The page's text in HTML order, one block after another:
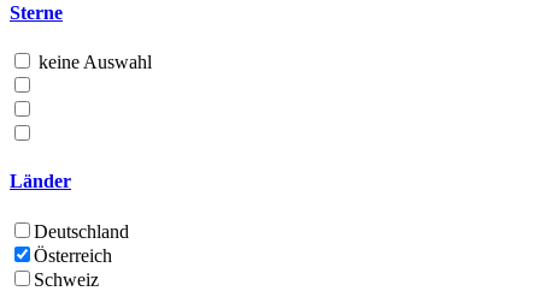
Sterne
keine Auswahl
Länder
Deutschland
Österreich
Schweiz